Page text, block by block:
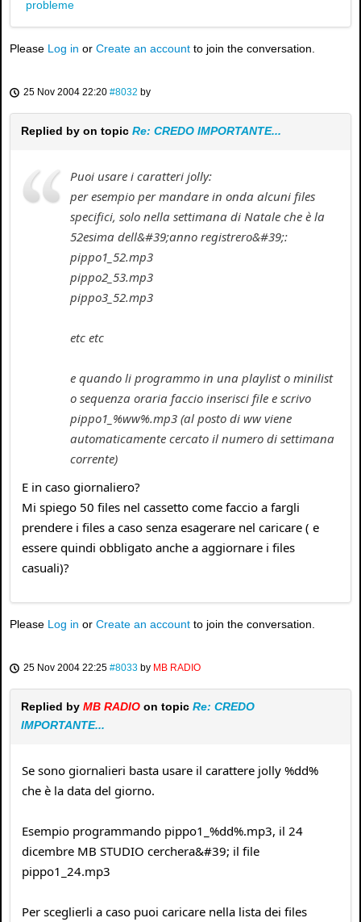
probleme
Please Log in or Create an account to join the conversation.
25 Nov 2004 22:20 #8032 by
Replied by on topic Re: CREDO IMPORTANTE...
Puoi usare i caratteri jolly:
per esempio per mandare in onda alcuni files
specifici, solo nella settimana di Natale che è la
52esima dell&#39;anno registrero&#39;:
pippo1_52.mp3
pippo2_53.mp3
pippo3_52.mp3
etc etc
e quando li programmo in una playlist o minilist
o sequenza oraria faccio inserisci file e scrivo
pippo1_%ww%.mp3 (al posto di ww viene
automaticamente cercato il numero di settimana
corrente)
E in caso giornaliero?
Mi spiego 50 files nel cassetto come faccio a fargli
prendere i files a caso senza esagerare nel caricare ( e
essere quindi obbligato anche a aggiornare i files
casuali)?
Please Log in or Create an account to join the conversation.
25 Nov 2004 22:25 #8033 by MB RADIO
Replied by MB RADIO on topic Re: CREDO
IMPORTANTE...
Se sono giornalieri basta usare il carattere jolly %dd%
che è la data del giorno.
Esempio programmando pippo1_%dd%.mp3, il 24
dicembre MB STUDIO cerchera&#39; il file
pippo1_24.mp3
Per sceglierli a caso puoi caricare nella lista dei files